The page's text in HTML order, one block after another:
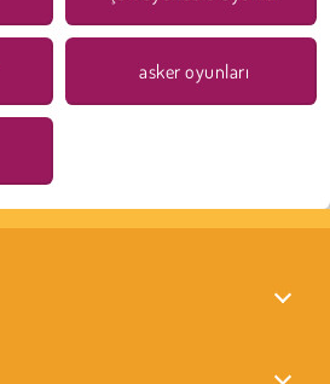
asker oyunları